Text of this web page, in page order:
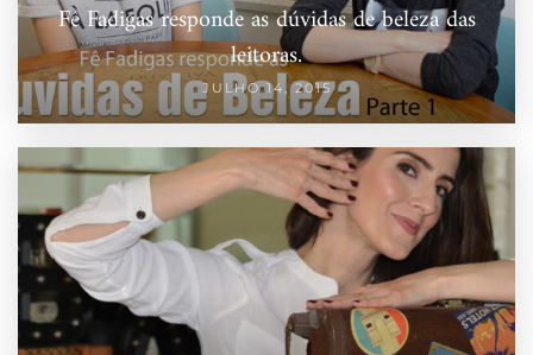
Fê Fadigas responde as dúvidas de beleza das
leitoras.
JULHO 14, 2015